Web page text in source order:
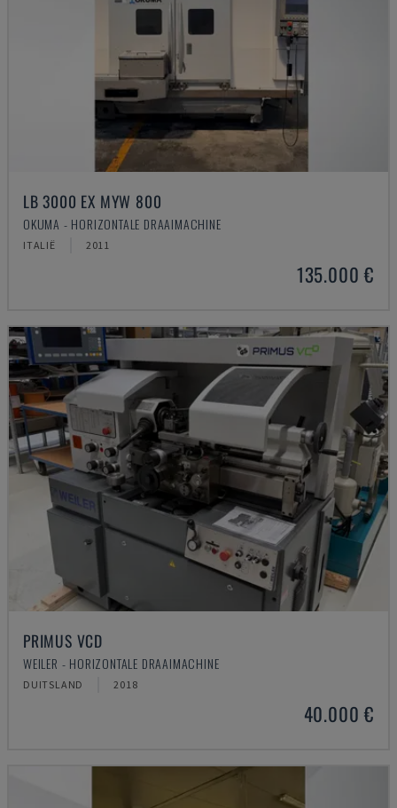
LB 3000 EX MYW 800
OKUMA - HORIZONTALE DRAAIMACHINE
ITALIË 2011
135.000 €
PRIMUS VCD
WEILER - HORIZONTALE DRAAIMACHINE
DUITSLAND 2018
40.000 €